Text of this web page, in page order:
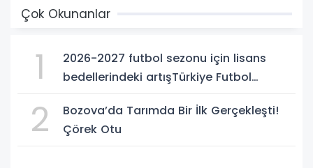
Çok Okunanlar
1
2026-2027 futbol sezonu için lisans
bedellerindeki artışTürkiye Futbol
2
Bozova’da Tarımda Bir İlk Gerçekleşti!
Çörek Otu